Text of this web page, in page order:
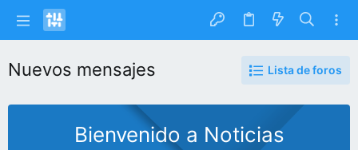
Nuevos mensajes Lista de foros
Bienvenido a Noticias